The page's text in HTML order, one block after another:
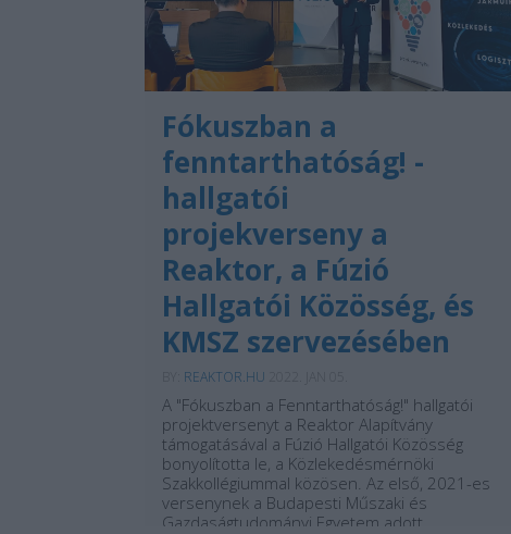
Fókuszban a
fenntarthatóság! -
hallgatói
projekverseny a
Reaktor, a Fúzió
Hallgatói Közösség, és
KMSZ szervezésében
REAKTOR.HU
A "Fókuszban a Fenntarthatóság!" hallgatói
projektversenyt a Reaktor Alapítvány
támogatásával a Fúzió Hallgatói Közösség
bonyolította le, a Közlekedésmérnöki
Szakkollégiummal közösen. Az első, 2021-es
versenynek a Budapesti Műszaki és
Gazdaságtudományi Egyetem adott